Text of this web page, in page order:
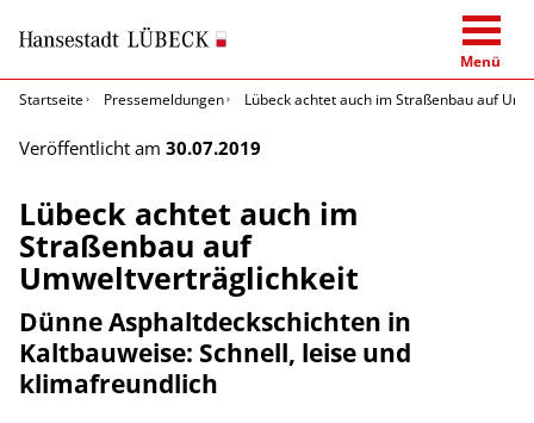
Menü
Startseite
Pressemeldungen Lübeck achtet auch im Straßenbau auf
Veröffentlicht am 30.07.2019
Lübeck achtet auch im
Straßenbau auf
Umweltverträglichkeit
Dünne Asphaltdeckschichten in
Kaltbauweise: Schnell, leise und
klimafreundlich